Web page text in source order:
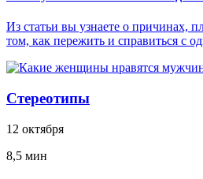
Из статьи вы узнаете о причинах,
том, как пережить и справиться с
Стереотипы
12 октября
8,5 мин